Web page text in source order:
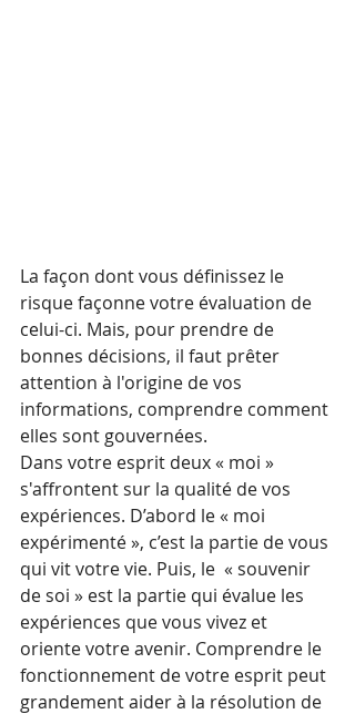
La façon dont vous définissez le
risque façonne votre évaluation de
celui-ci. Mais, pour prendre de
bonnes décisions, il faut prêter
attention à l'origine de vos
informations, comprendre comment
elles sont gouvernées.
Dans votre esprit deux « moi »
s'affrontent sur la qualité de vos
expériences. D’abord le « moi
expérimenté », c’est la partie de vous
qui vit votre vie. Puis, le  « souvenir
de soi » est la partie qui évalue les
expériences que vous vivez et
oriente votre avenir. Comprendre le
fonctionnement de votre esprit peut
grandement aider à la résolution de